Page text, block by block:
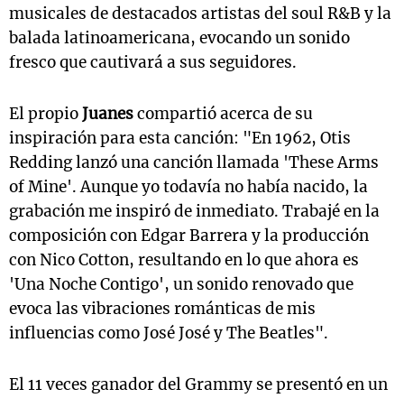
musicales de destacados artistas del soul R&B y la
balada latinoamericana, evocando un sonido
fresco que cautivará a sus seguidores.
El propioJuanescompartió acerca de su
inspiración para esta canción: "En 1962, Otis
Redding lanzó una canción llamada 'These Arms
of Mine'. Aunque yo todavía no había nacido, la
grabación me inspiró de inmediato. Trabajé en la
composición con Edgar Barrera y la producción
con Nico Cotton, resultando en lo que ahora es
'Una Noche Contigo', un sonido renovado que
evoca las vibraciones románticas de mis
influencias como José José y The Beatles".
El 11 veces ganador del Grammy se presentó en un